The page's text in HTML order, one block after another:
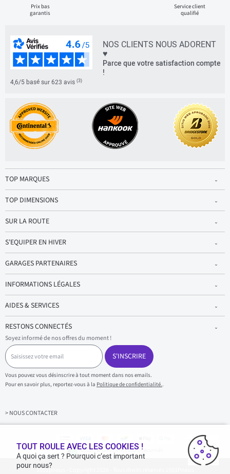
Prix bas
garantis
Service client
qualifié
NOS CLIENTS NOUS ADORENT
♥
Parce que votre satisfaction compte
!
4,6/5 basé sur 623 avis (3)
TOP MARQUES
TOP DIMENSIONS
SUR LA ROUTE
S'EQUIPER EN HIVER
GARAGES PARTENAIRES
INFORMATIONS LÉGALES
AIDES & SERVICES
RESTONS CONNECTÉS
Soyez informé de nos offres du moment !
S
a
i
s
i
s
z
v
S'INSCRIRE
Vous pouvez vous désinscrire à tout moment dans nos emails.
Pour en savoir plus, reportez-vous à la Politique de confidentialité..
> NOUS CONTACTER
Achats & paiements 100% sécurisés
1001pneus - Copyright 2026 - Tous droits réservés 1001Pneus
TOUT ROULE AVEC LES COOKIES !
A quoi ça sert ? Pourquoi c’est important
pour nous?